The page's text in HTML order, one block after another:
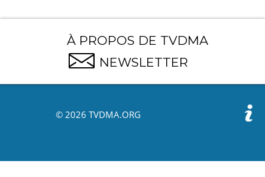
À PROPOS DE TVDMA
NEWSLETTER
© 2026 TVDMA.ORG